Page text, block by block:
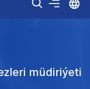
müdiriýeti